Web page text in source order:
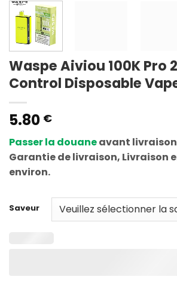
Waspe Aiviou 100K Pro
Control Disposable
5.80 €
Passer la douaneavant livraison
Garantie de livraison, Livraison
environ.
Saveur